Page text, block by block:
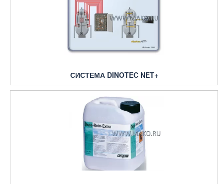
СИСТЕМА DINOTEC NET+